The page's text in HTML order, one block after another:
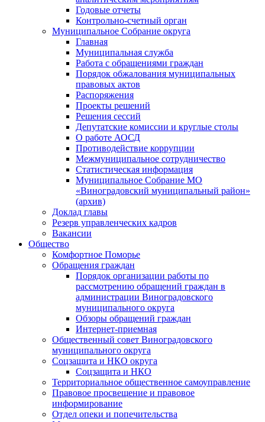
Годовые отчеты
Контрольно-счетный орган
Муниципальное Собрание округа
Главная
Муниципальная служба
Работа с обращениями граждан
Порядок обжалования муниципальных
правовых актов
Распоряжения
Проекты решений
Решения сессий
Депутатские комиссии и круглые столы
О работе АОСД
Противодействие коррупции
Межмуниципальное сотрудничество
Статистическая информация
Муниципальное Собрание МО
«Виноградовский муниципальный район»
(архив)
Доклад главы
Резерв управленческих кадров
Вакансии
Общество
Комфортное Поморье
Обращения граждан
Порядок организации работы по
рассмотрению обращений граждан в
администрации Виноградовского
муниципального округа
Обзоры обращений граждан
Интернет-приемная
Общественный совет Виноградовского
муниципального округа
Соцзащита и НКО округа
Соцзащита и НКО
Территориальное общественное самоуправление
Правовое просвещение и правовое
информирование
Отдел опеки и попечительства